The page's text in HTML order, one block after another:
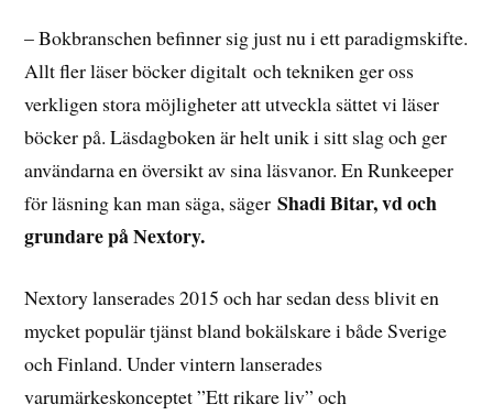
– Bokbranschen befinner sig just nu i ett paradigmskifte.
Allt fler läser böcker digitalt och tekniken ger oss
verkligen stora möjligheter att utveckla sättet vi läser
böcker på. Läsdagboken är helt unik i sitt slag och ger
användarna en översikt av sina läsvanor. En Runkeeper
för läsning kan man säga, sägerShadi Bitar, vd och
grundare på Nextory.
Nextory lanserades 2015 och har sedan dess blivit en
mycket populär tjänst bland bokälskare i både Sverige
och Finland. Under vintern lanserades
varumärkeskonceptet ”Ett rikare liv” och